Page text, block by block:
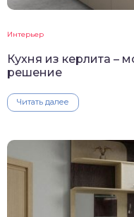
Интерьер
Кухня из керлита –
решение
Читать далее